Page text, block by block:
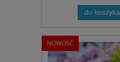
do koszyka
NOWOŚĆ